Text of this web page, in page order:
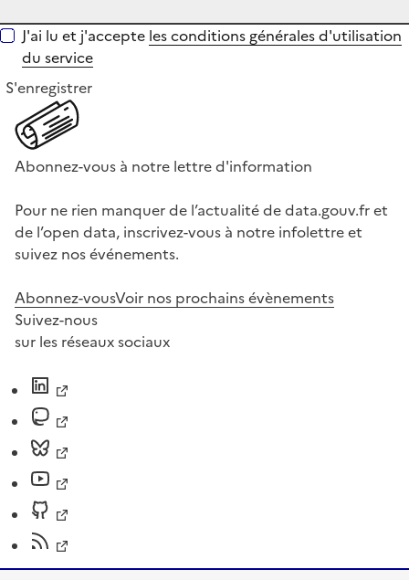
J'ai lu et j'accepte les conditions générales d'utilisation
du service
S'enregistrer
Abonnez-vous à notre lettre d'information
Pour ne rien manquer de l’actualité de data.gouv.fr et
de l’open data, inscrivez-vous à notre infolettre et
suivez nos événements.
Abonnez-vousVoir nos prochains évènements
Suivez-nous
sur les réseaux sociaux